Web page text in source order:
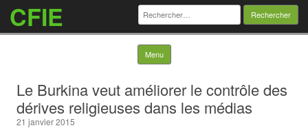
CFIE Rechercher :
Menu Skip to content
Le Burkina veut améliorer le contrôle des
dérives religieuses dans les médias
21 janvier 2015